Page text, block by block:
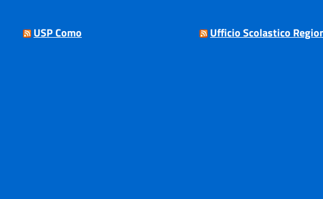
USP Como Ufficio Scolastico